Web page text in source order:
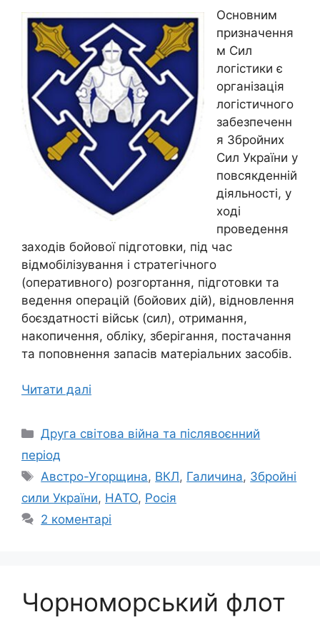
Основним
призначення
м Сил
логістики є
організація
логістичного
забезпеченн
я Збройних
Сил України у
повсякденній
діяльності, у
ході
проведення
заходів бойової підготовки, під час
відмобілізування і стратегічного
(оперативного) розгортання, підготовки та
ведення операцій (бойових дій), відновлення
боєздатності військ (сил), отримання,
накопичення, обліку, зберігання, постачання
та поповнення запасів матеріальних засобів.
Читати далі
Категорії
Друга світова війна та післявоєнний
період
Позначки
Австро-Угорщина, ВКЛ, Галичина, Збройні
сили України, НАТО, Росія
2 коментарі
Чорноморський флот